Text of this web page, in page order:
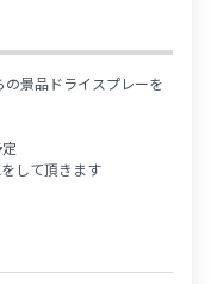
の景品ドライスプレーを
して頂きます